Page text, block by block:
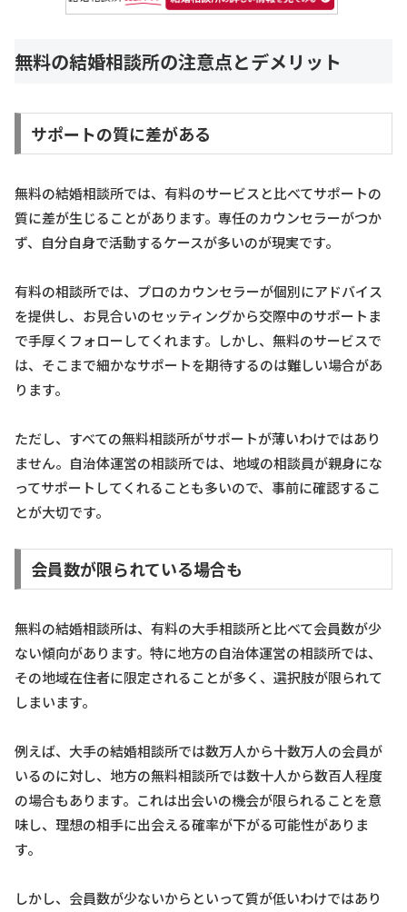
無料の結婚相談所の注意点とデメリット
サポートの質に差がある
無料の結婚相談所では、有料のサービスと比べてサポートの
質に差が生じることがあります。専任のカウンセラーがつか
ず、自分自身で活動するケースが多いのが現実です。
有料の相談所では、プロのカウンセラーが個別にアドバイス
を提供し、お見合いのセッティングから交際中のサポートま
で手厚くフォローしてくれます。しかし、無料のサービスで
は、そこまで細かなサポートを期待するのは難しい場合があ
ります。
ただし、すべての無料相談所がサポートが薄いわけではあり
ません。自治体運営の相談所では、地域の相談員が親身にな
ってサポートしてくれることも多いので、事前に確認するこ
とが大切です。
会員数が限られている場合も
無料の結婚相談所は、有料の大手相談所と比べて会員数が少
ない傾向があります。特に地方の自治体運営の相談所では、
その地域在住者に限定されることが多く、選択肢が限られて
しまいます。
例えば、大手の結婚相談所では数万人から十数万人の会員が
いるのに対し、地方の無料相談所では数十人から数百人程度
の場合もあります。これは出会いの機会が限られることを意
味し、理想の相手に出会える確率が下がる可能性がありま
す。
しかし、会員数が少ないからといって質が低いわけではあり